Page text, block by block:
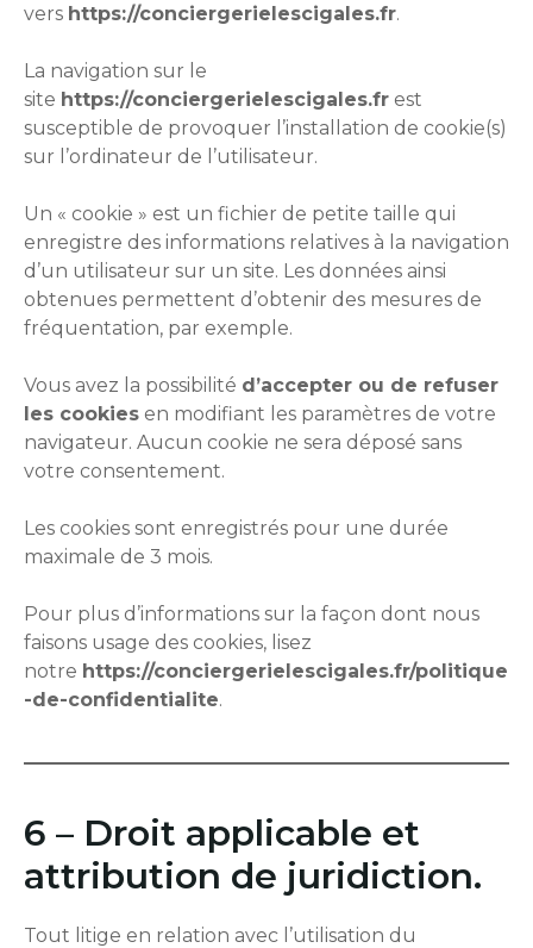
vers https://conciergerielescigales.fr.
La navigation sur le
site https://conciergerielescigales.fr est
susceptible de provoquer l’installation de cookie(s)
sur l’ordinateur de l’utilisateur.
Un « cookie » est un fichier de petite taille qui
enregistre des informations relatives à la navigation
d’un utilisateur sur un site. Les données ainsi
obtenues permettent d’obtenir des mesures de
fréquentation, par exemple.
Vous avez la possibilité d’accepter ou de refuser
les cookies en modifiant les paramètres de votre
navigateur. Aucun cookie ne sera déposé sans
votre consentement.
Les cookies sont enregistrés pour une durée
maximale de 3 mois.
Pour plus d’informations sur la façon dont nous
faisons usage des cookies, lisez
notre https://conciergerielescigales.fr/politique
-de-confidentialite.
6 – Droit applicable et
attribution de juridiction.
Tout litige en relation avec l’utilisation du